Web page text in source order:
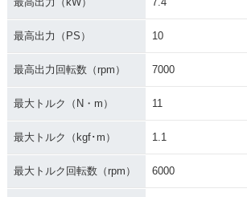
最高出力（PS） 10
最高出力回転数（rpm） 7000
最大トルク（N・m） 11
最大トルク（kgf･m） 1.1
最大トルク回転数（rpm） 6000